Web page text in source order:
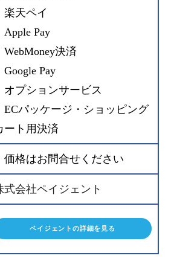
楽天ペイ
Apple Pay
WebMoney決済
Google Pay
オプションサービス
ECパッケージ・ショッピング
ート用決済
価格はお問合せください
式会社ペイジェント
ペイジェントの詳細を見る